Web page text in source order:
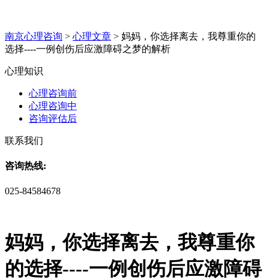
南京心理咨询 > 心理文章 > 妈妈，你选择离去，我尊重你的
选择----一例创伤后应激障碍之梦的解析
心理知识
心理咨询前
心理咨询中
咨询评估后
联系我们
咨询热线:
025-84584678
妈妈，你选择离去，我尊重你
的选择----一例创伤后应激障碍